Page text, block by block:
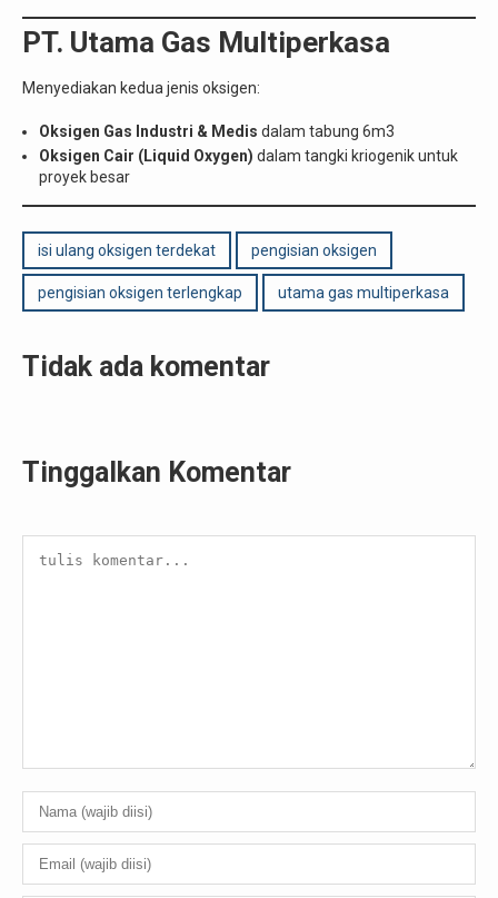
PT. Utama Gas Multiperkasa
Menyediakan kedua jenis oksigen:
Oksigen Gas Industri & Medis dalam tabung 6m3
Oksigen Cair (Liquid Oxygen) dalam tangki kriogenik untuk
proyek besar
isi ulang oksigen terdekat pengisian oksigen
pengisian oksigen terlengkap utama gas multiperkasa
Tidak ada komentar
Tinggalkan Komentar